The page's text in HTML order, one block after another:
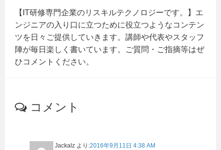
【IT研修専門企業のリスキルテクノロジーです。】エ
ンジニアの入り口に立つために役立つようなコンテン
ツを日々ご提供していきます。講師や代表やスタッフ
陣が毎日楽しく書いています。ご質問・ご指摘等はぜ
ひコメントください。
コメント
Jackalz より:2016年9月11日 4:38 AM